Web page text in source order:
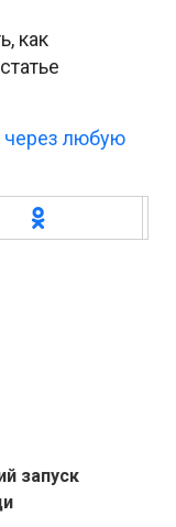
как
через любую
запуск